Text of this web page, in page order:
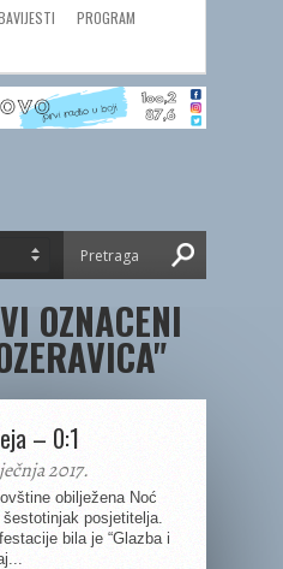
PROGRAM
OZNACENI
– 0:1
2017.
obilježena Noć
posjetitelja.
bila je “Glazba i